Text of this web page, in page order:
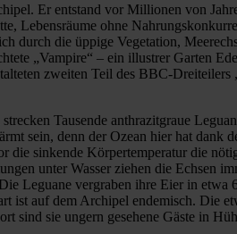
Er entstand vor Millionen von
Lebensräume ohne
durch die üppige Vegetation,
„Vampire“ – ein illustrer Garten
zweiten Teil des BBC-
Tausende anthrazitgraue
sein, denn der Ozean hier hat
sinkende Körpertemperatur die
unter Wasser ziehen die Echsen
Leguane vergraben ihre Eier in
ist auf dem Archipel endemisch. Die
sie ungern gesehene Gäste in